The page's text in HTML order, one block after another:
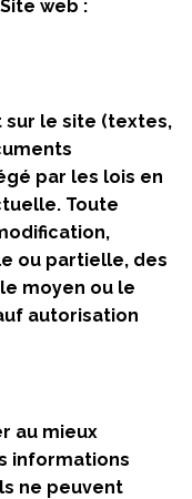
web :
sur le site (textes,
par les lois en
Toute
ou partielle, des
moyen ou le
autorisation
au mieux
informations
ne peuvent